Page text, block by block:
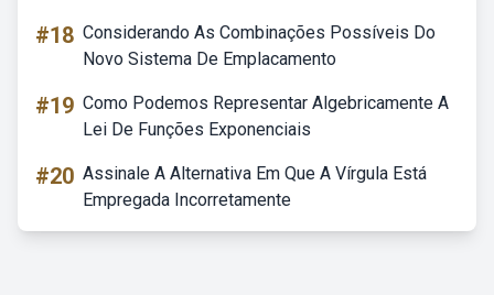
#18 Considerando As Combinações Possíveis Do
Novo Sistema De Emplacamento
#19 Como Podemos Representar Algebricamente A
Lei De Funções Exponenciais
#20 Assinale A Alternativa Em Que A Vírgula Está
Empregada Incorretamente